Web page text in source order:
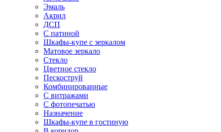
Эмаль
Акрил
ДСП
С патиной
Шкафы-купе с зеркалом
Матовое зеркало
Стекло
Цветное стекло
Пескоструй
Комбинированные
С витражами
С фотопечатью
Назначение
Шкафы-купе в гостиную